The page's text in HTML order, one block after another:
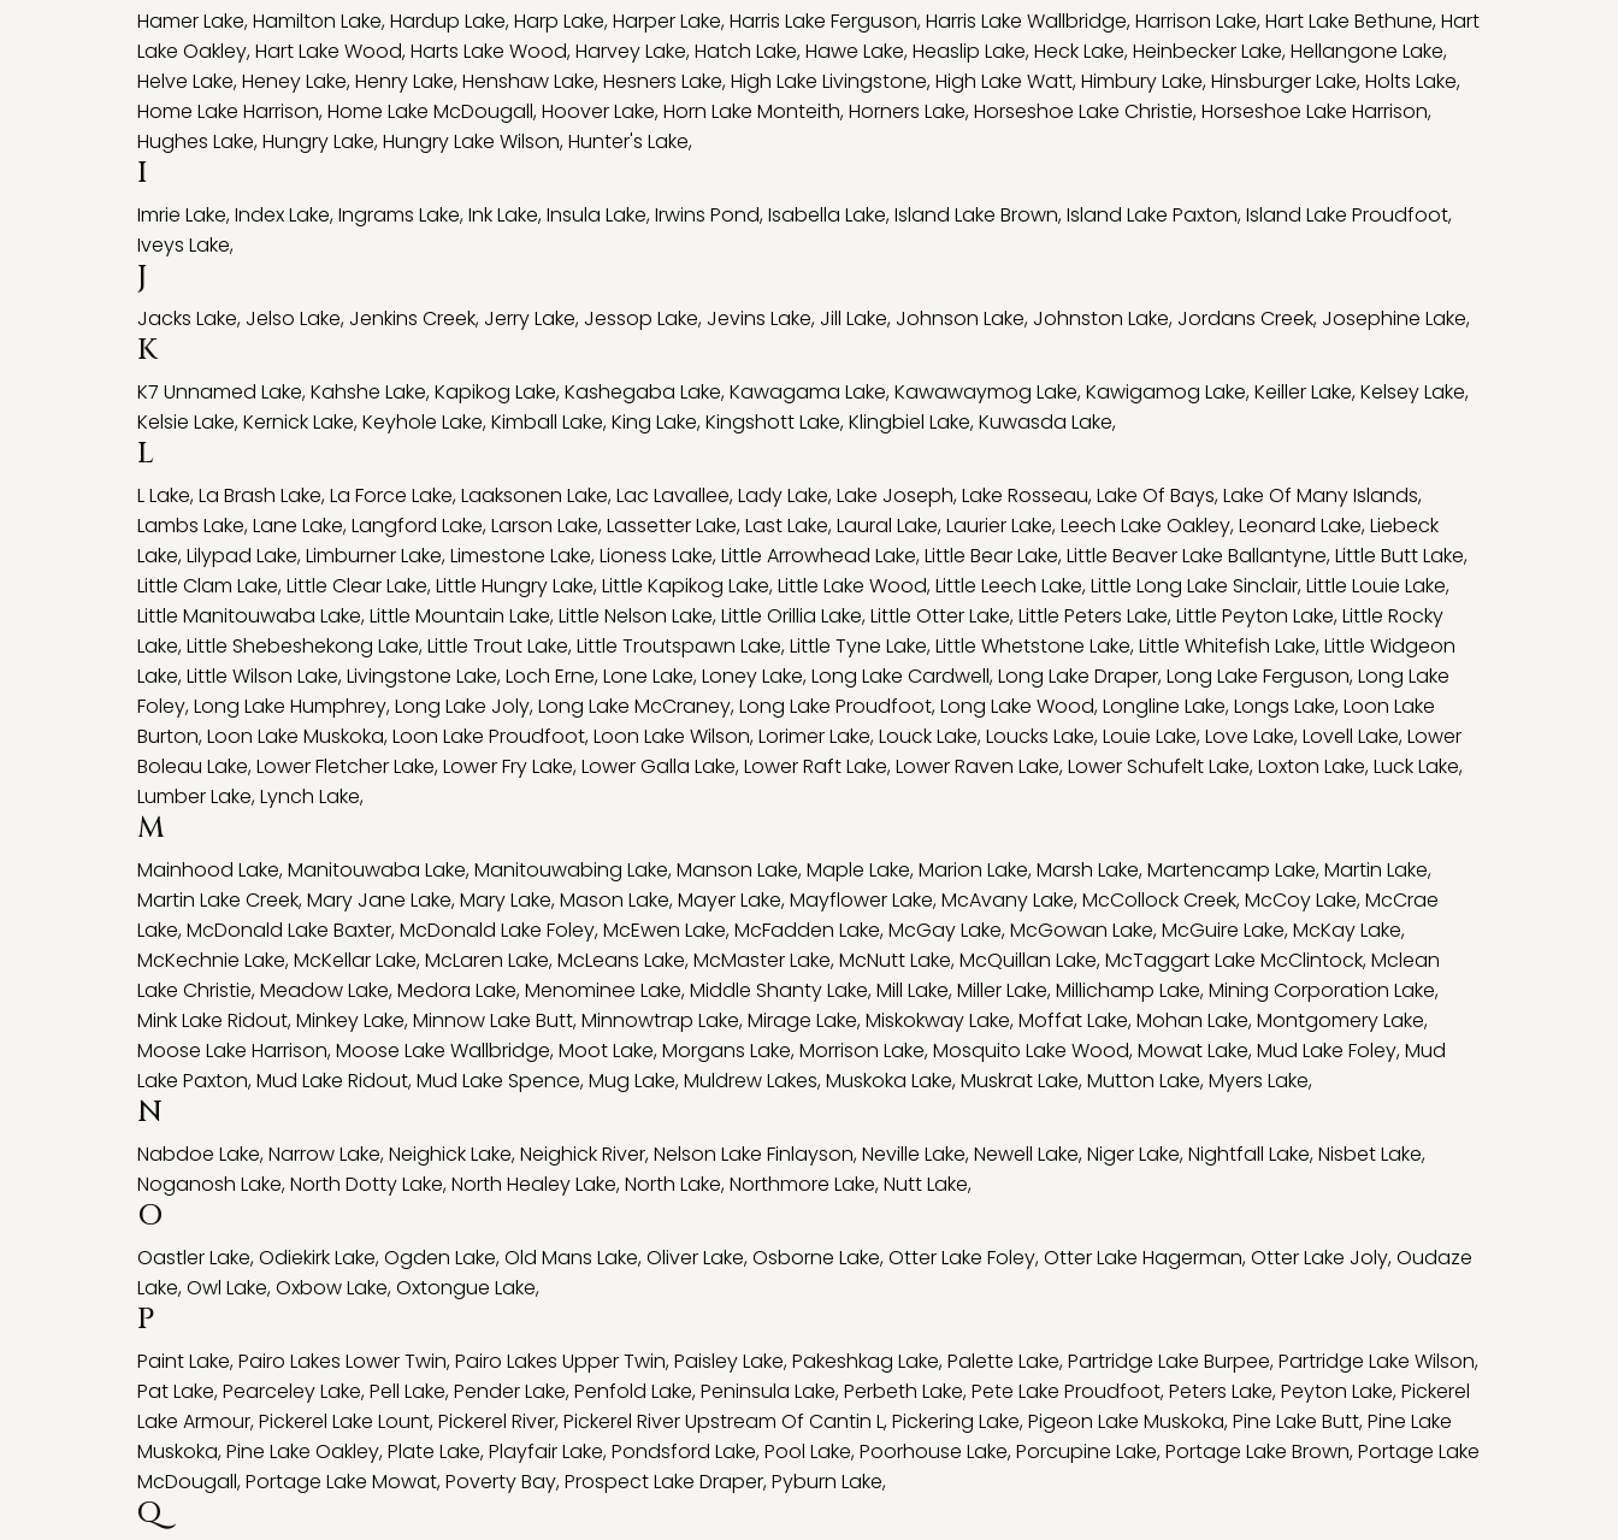
Hamer Lake,Hamilton Lake,Hardup Lake,Harp Lake,Harper Lake,Harris Lake Ferguson,Harris Lake Wallbridge,Harrison Lake,Hart Lake Bethune,Hart
Lake Oakley,Hart Lake Wood,Harts Lake Wood,Harvey Lake,Hatch Lake,Hawe Lake,Heaslip Lake,Heck Lake,Heinbecker Lake,Hellangone Lake,
Helve Lake,Heney Lake,Henry Lake,Henshaw Lake,Hesners Lake,High Lake Livingstone,High Lake Watt,Himbury Lake,Hinsburger Lake,Holts Lake,
Home Lake Harrison,Home Lake McDougall,Hoover Lake,Horn Lake Monteith,Horners Lake,Horseshoe Lake Christie,Horseshoe Lake Harrison,
Hughes Lake,Hungry Lake,Hungry Lake Wilson,Hunter's Lake,
I
Imrie Lake,Index Lake,Ingrams Lake,Ink Lake,Insula Lake,Irwins Pond,Isabella Lake,Island Lake Brown,Island Lake Paxton,Island Lake Proudfoot,
Iveys Lake,
J
Jacks Lake, Jelso Lake, Jenkins Creek, Jerry Lake, Jessop Lake, Jevins Lake, Jill Lake, Johnson Lake, Johnston Lake, Jordans Creek, Josephine Lake,
K
K7 Unnamed Lake,Kahshe Lake,Kapikog Lake,Kashegaba Lake,Kawagama Lake,Kawawaymog Lake,Kawigamog Lake,Keiller Lake,Kelsey Lake,
Kelsie Lake,Kernick Lake,Keyhole Lake,Kimball Lake,King Lake,Kingshott Lake,Klingbiel Lake,Kuwasda Lake,
L
L Lake,La Brash Lake,La Force Lake,Laaksonen Lake,Lac Lavallee,Lady Lake,Lake Joseph,Lake Rosseau,Lake Of Bays,Lake Of Many Islands,
Lambs Lake,Lane Lake,Langford Lake,Larson Lake,Lassetter Lake,Last Lake,Laural Lake,Laurier Lake,Leech Lake Oakley,Leonard Lake,Liebeck
Lake,Lilypad Lake,Limburner Lake,Limestone Lake,Lioness Lake,Little Arrowhead Lake,Little Bear Lake,Little Beaver Lake Ballantyne,Little Butt Lake,
Little Clam Lake,Little Clear Lake,Little Hungry Lake,Little Kapikog Lake,Little Lake Wood,Little Leech Lake,Little Long Lake Sinclair,Little Louie Lake,
Little Manitouwaba Lake,Little Mountain Lake,Little Nelson Lake,Little Orillia Lake,Little Otter Lake,Little Peters Lake,Little Peyton Lake,Little Rocky
Lake,Little Shebeshekong Lake,Little Trout Lake,Little Troutspawn Lake,Little Tyne Lake,Little Whetstone Lake,Little Whitefish Lake,Little Widgeon
Lake,Little Wilson Lake,Livingstone Lake,Loch Erne,Lone Lake,Loney Lake,Long Lake Cardwell,Long Lake Draper,Long Lake Ferguson,Long Lake
Foley,Long Lake Humphrey,Long Lake Joly,Long Lake McCraney,Long Lake Proudfoot,Long Lake Wood,Longline Lake,Longs Lake,Loon Lake
Burton,Loon Lake Muskoka,Loon Lake Proudfoot,Loon Lake Wilson,Lorimer Lake,Louck Lake,Loucks Lake,Louie Lake,Love Lake,Lovell Lake,Lower
Boleau Lake,Lower Fletcher Lake,Lower Fry Lake,Lower Galla Lake,Lower Raft Lake,Lower Raven Lake,Lower Schufelt Lake,Loxton Lake,Luck Lake,
Lumber Lake,Lynch Lake,
M
Mainhood Lake,Manitouwaba Lake,Manitouwabing Lake,Manson Lake,Maple Lake,Marion Lake,Marsh Lake,Martencamp Lake,Martin Lake,
Martin Lake Creek,Mary Jane Lake,Mary Lake,Mason Lake,Mayer Lake,Mayflower Lake,McAvany Lake,McCollock Creek,McCoy Lake,McCrae
Lake,McDonald Lake Baxter,McDonald Lake Foley,McEwen Lake,McFadden Lake,McGay Lake,McGowan Lake,McGuire Lake,McKay Lake,
McKechnie Lake,McKellar Lake,McLaren Lake,McLeans Lake,McMaster Lake,McNutt Lake,McQuillan Lake,McTaggart Lake McClintock,Mclean
Lake Christie,Meadow Lake,Medora Lake,Menominee Lake,Middle Shanty Lake,Mill Lake,Miller Lake,Millichamp Lake,Mining Corporation Lake,
Mink Lake Ridout,Minkey Lake,Minnow Lake Butt,Minnowtrap Lake,Mirage Lake,Miskokway Lake,Moffat Lake,Mohan Lake,Montgomery Lake,
Moose Lake Harrison,Moose Lake Wallbridge,Moot Lake,Morgans Lake,Morrison Lake,Mosquito Lake Wood,Mowat Lake,Mud Lake Foley,Mud
Lake Paxton,Mud Lake Ridout,Mud Lake Spence,Mug Lake,Muldrew Lakes,Muskoka Lake,Muskrat Lake,Mutton Lake,Myers Lake,
N
Nabdoe Lake,Narrow Lake,Neighick Lake,Neighick River,Nelson Lake Finlayson,Neville Lake,Newell Lake,Niger Lake,Nightfall Lake,Nisbet Lake,
Noganosh Lake,North Dotty Lake,North Healey Lake,North Lake,Northmore Lake,Nutt Lake,
O
Oastler Lake,Odiekirk Lake,Ogden Lake,Old Mans Lake,Oliver Lake,Osborne Lake,Otter Lake Foley,Otter Lake Hagerman,Otter Lake Joly,Oudaze
Lake,Owl Lake,Oxbow Lake,Oxtongue Lake,
P
Paint Lake,Pairo Lakes Lower Twin,Pairo Lakes Upper Twin,Paisley Lake,Pakeshkag Lake,Palette Lake,Partridge Lake Burpee,Partridge Lake Wilson,
Pat Lake,Pearceley Lake,Pell Lake,Pender Lake,Penfold Lake,Peninsula Lake,Perbeth Lake,Pete Lake Proudfoot,Peters Lake,Peyton Lake,Pickerel
Lake Armour,Pickerel Lake Lount,Pickerel River,Pickerel River Upstream Of Cantin L,Pickering Lake,Pigeon Lake Muskoka,Pine Lake Butt,Pine Lake
Muskoka,Pine Lake Oakley,Plate Lake,Playfair Lake,Pondsford Lake,Pool Lake,Poorhouse Lake,Porcupine Lake,Portage Lake Brown,Portage Lake
McDougall,Portage Lake Mowat,Poverty Bay,Prospect Lake Draper,Pyburn Lake,
Q